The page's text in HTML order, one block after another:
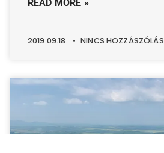
READ MORE »
2019.09.18. NINCS HOZZÁSZÓLÁS